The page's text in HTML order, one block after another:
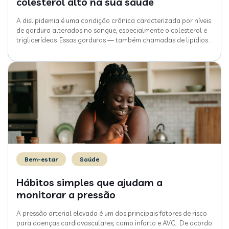
A dislipidemia é uma condição crônica caracterizada por níveis
de gordura alterados no sangue, especialmente o colesterol e
triglicerídeos. Essas gorduras — também chamadas de lipídios…
Bem-estar Saúde
Hábitos simples que ajudam a
monitorar a pressão
A pressão arterial elevada é um dos principais fatores de risco
para doenças cardiovasculares, como infarto e AVC. De acordo